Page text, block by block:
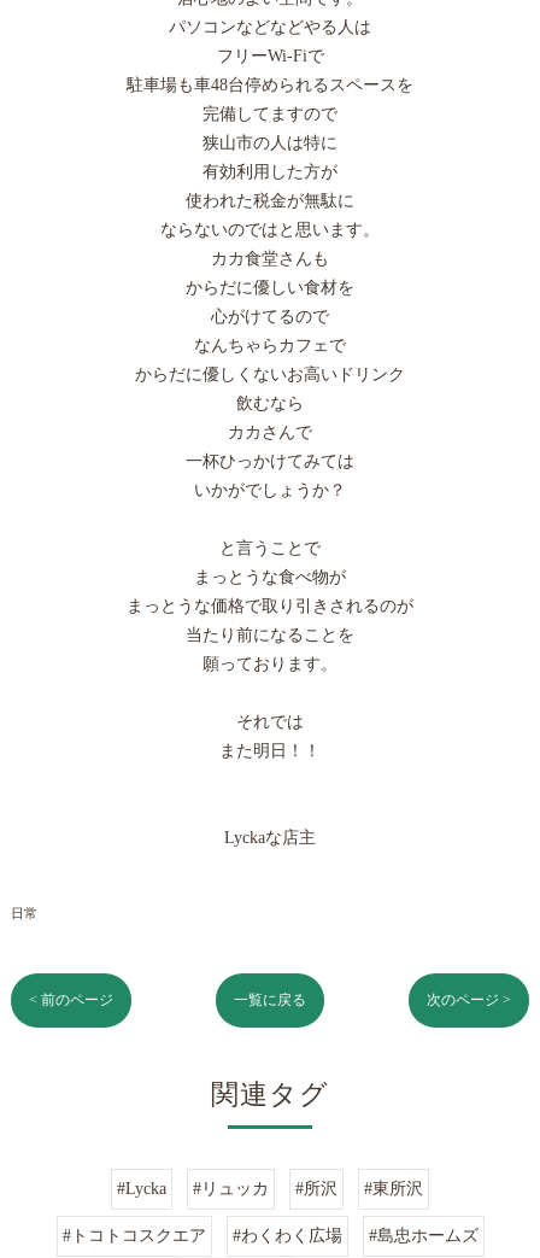
パソコンなどなどやる人は
フリーWi-Fiで
駐車場も車48台停められるスペースを
完備してますので
狭山市の人は特に
有効利用した方が
使われた税金が無駄に
ならないのではと思います。
カカ食堂さんも
からだに優しい食材を
心がけてるので
なんちゃらカフェで
からだに優しくないお高いドリンク
飲むなら
カカさんで
一杯ひっかけてみては
いかがでしょうか？
と言うことで
まっとうな食べ物が
まっとうな価格で取り引きされるのが
当たり前になることを
願っております。
それでは
また明日！！
Lyckaな店主
日常
< 前のページ 一覧に戻る 次のページ >
関連タグ
#Lycka #リュッカ #所沢 #東所沢
#トコトコスクエア #わくわく広場 #島忠ホームズ